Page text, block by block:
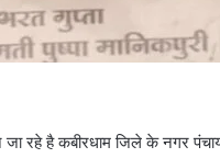
जा रहे है कबीरधाम जिले के नगर